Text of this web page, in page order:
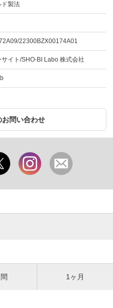
ド製法
22300BZX00174A01
イト/SHO-BI Labo 株式会社
問い合わせ
1ヶ月